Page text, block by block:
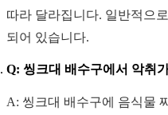
따라 달라집니다. 일반적으
되어 있습니다.
Q: 씽크대 배수구에서 악취
A: 씽크대 배수구에 음식물